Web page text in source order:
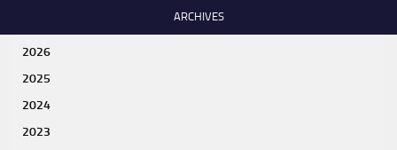
ARCHIVES
2026
2025
2024
2023